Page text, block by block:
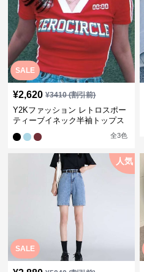
SALE
¥2,620 ¥3410(割引前)
Y2Kファッション レトロスポー
ティーブイネック半袖トップス
全3色
SALE
人気